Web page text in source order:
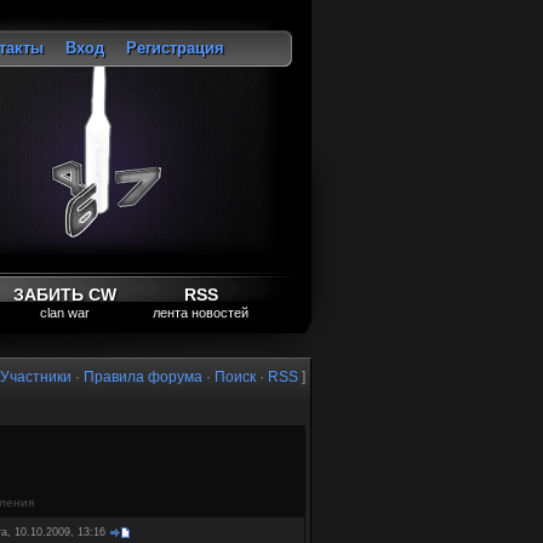
Вход
Регистрация
ЗАБИТЬ CW
clan war
RSS
лента новостей
Участники · Правила форума · Поиск · RSS ]
10.10.2009, 13:16